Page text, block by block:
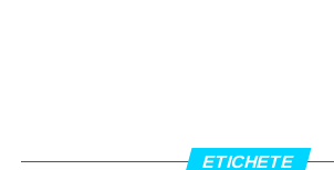
ETICHETE